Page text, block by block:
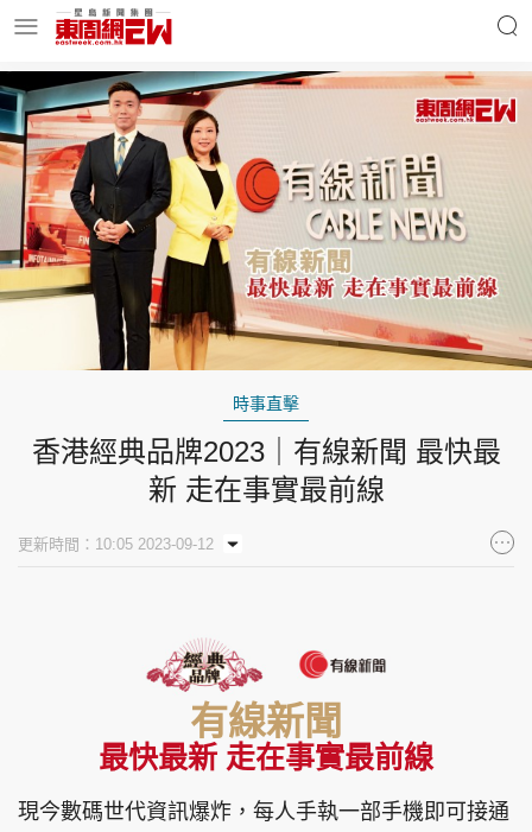
明星名人
東周Ladies 優享生活
東周食玩通 會員活動
玄學靈異 東周專欄
東周刊 cazbuyer
PCM 電腦廣場 星島頭條 星島日報
時事直擊
香港經典品牌2023｜有線新聞 最快最
新 走在事實最前線
更新時間：10:05 2023-09-12
有線新聞
最快最新 走在事實最前線
現今數碼世代資訊爆炸，每人手執一部手機即可接通